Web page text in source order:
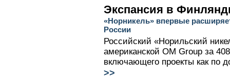
Экспансия в
«Норникель» впервые
России
Российский «Норильский
американской OM Group за
включающего проекты как по
>>